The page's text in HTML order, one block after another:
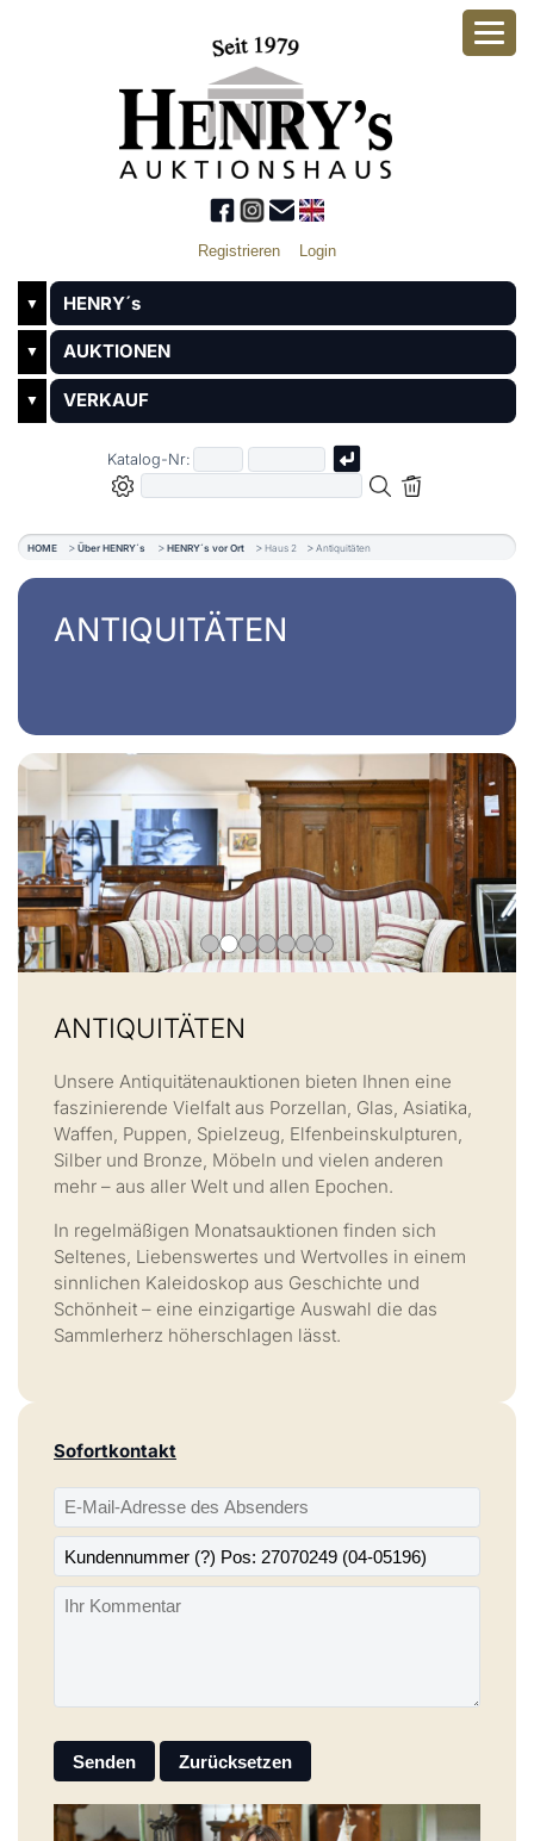
Registrieren Login
▼ HENRY´s
▼ AUKTIONEN
▼ VERKAUF
Katalog-Nr:
HOME Über HENRY´s HENRY´s vor Ort Haus 2 Antiquitäten
ANTIQUITÄTEN
ANTIQUITÄTEN
Unsere Antiquitätenauktionen bieten Ihnen eine
faszinierende Vielfalt aus Porzellan, Glas, Asiatika,
Waffen, Puppen, Spielzeug, Elfenbeinskulpturen,
Silber und Bronze, Möbeln und vielen anderen
mehr – aus aller Welt und allen Epochen.
In regelmäßigen Monatsauktionen finden sich
Seltenes, Liebenswertes und Wertvolles in einem
sinnlichen Kaleidoskop aus Geschichte und
Schönheit – eine einzigartige Auswahl die das
Sammlerherz höherschlagen lässt.
Sofortkontakt